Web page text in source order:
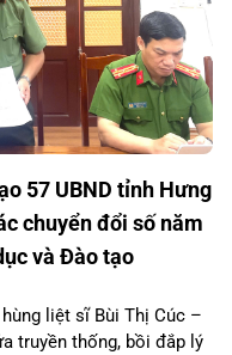
57 UBND tỉnh Hưng
chuyển đổi số năm
và Đào tạo
liệt sĩ Bùi Thị Cúc –
truyền thống, bồi đắp lý